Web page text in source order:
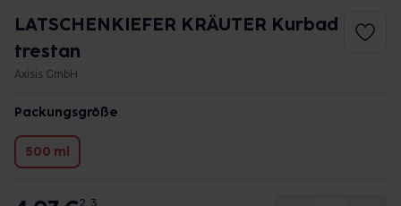
LATSCHENKIEFER KRÄUTER Kurbad
trestan
Axisis GmbH
Packungsgröße
500 ml
2, 3